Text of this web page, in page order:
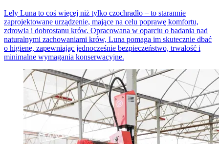
Lely Luna to coś więcej niż tylko czochradło – to starannie
zaprojektowane urządzenie, mające na celu poprawę komfortu,
zdrowia i dobrostanu krów. Opracowana w oparciu o badania nad
naturalnymi zachowaniami krów, Luna pomaga im skutecznie dbać
o higienę, zapewniając jednocześnie bezpieczeństwo, trwałość i
minimalne wymagania konserwacyjne.